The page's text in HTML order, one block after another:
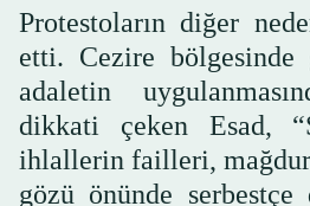
Protestoların diğer
etti. Cezire bölgesinde
adaletin
dikkati çeken Esad,
ihlallerin failleri,
gözü önünde serbestçe